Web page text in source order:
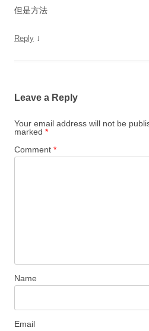
但是方法
Reply ↓
Leave a Reply
Your email address will not be
marked *
Comment *
Name
Email